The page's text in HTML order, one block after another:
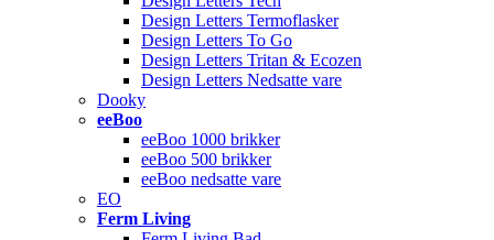
Design Letters Termoflasker
Design Letters To Go
Design Letters Tritan & Ecozen
Design Letters Nedsatte vare
Dooky
eeBoo
eeBoo 1000 brikker
eeBoo 500 brikker
eeBoo nedsatte vare
EO
Ferm Living